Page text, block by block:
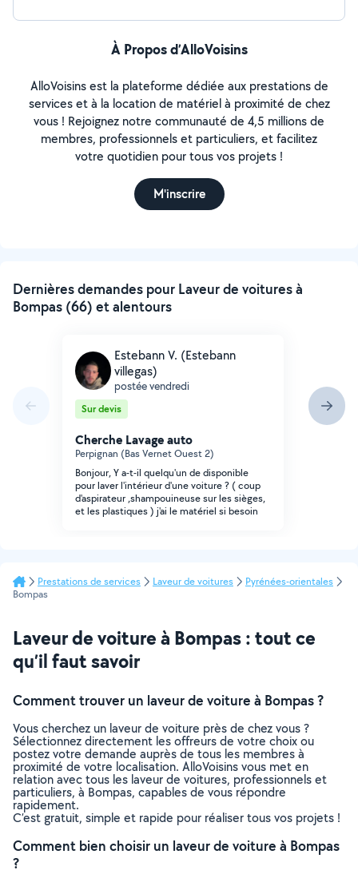
À Propos d’AlloVoisins
AlloVoisins est la plateforme dédiée aux prestations de
services et à la location de matériel à proximité de chez
vous ! Rejoignez notre communauté de 4,5 millions de
membres, professionnels et particuliers, et facilitez
votre quotidien pour tous vos projets !
M'inscrire
Dernières demandes pour Laveur de voitures à
Bompas (66) et alentours
Estebann V. (Estebann
villegas)
postée vendredi
Sur devis
Cherche Lavage auto
Perpignan (Bas Vernet Ouest 2)
Bonjour, Y a-t-il quelqu'un de disponible
pour laver l'intérieur d'une voiture ? ( coup
d'aspirateur ,shampouineuse sur les sièges,
et les plastiques ) j'ai le matériel si besoin
Prestations de services Laveur de voitures
Pyrénées-orientales
Bompas
Laveur de voiture à Bompas : tout ce
qu’il faut savoir
Comment trouver un laveur de voiture à Bompas ?
Vous cherchez un laveur de voiture près de chez vous ?
Sélectionnez directement les offreurs de votre choix ou
postez votre demande auprès de tous les membres à
proximité de votre localisation. AlloVoisins vous met en
relation avec tous les laveur de voitures, professionnels et
particuliers, à Bompas, capables de vous répondre
rapidement.
C’est gratuit, simple et rapide pour réaliser tous vos projets !
Comment bien choisir un laveur de voiture à Bompas
?